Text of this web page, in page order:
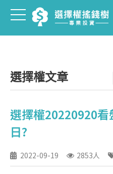
選擇權文章
選擇權20220920
日?
2022-09-19 2853人